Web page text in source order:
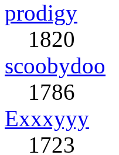
prodigy
1820
scoobydoo
1786
Exxxyyy
1723